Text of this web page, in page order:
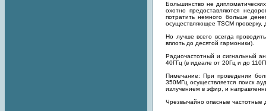
Большинство не
охотно предоставляются
потратить немного больше
осуществляющее TSCM проверку,
Но лучше всего всегда
вплоть до десятой гармоники).
Радиочастотный и сигнальный
40ГГц (в идеале от 20Гц и до
Пимечание: При проведении
350МГц осуществляется поиск
излучением в эфир, и
Чрезвычайно опасные частотные